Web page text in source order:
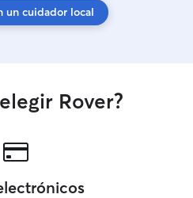
un cuidador local
Rover?